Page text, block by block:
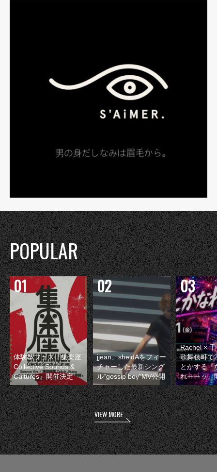
POPULAR
体験型フェス『集楽座
Collective Sounds &
Cultures』開催決定
jjean、sheidAをフィー
チャーした最新シング
ル“gossip boy”MV公開
Rachel ×
歌舞伎町で
とかする『
れーーッ』
VIEW MORE